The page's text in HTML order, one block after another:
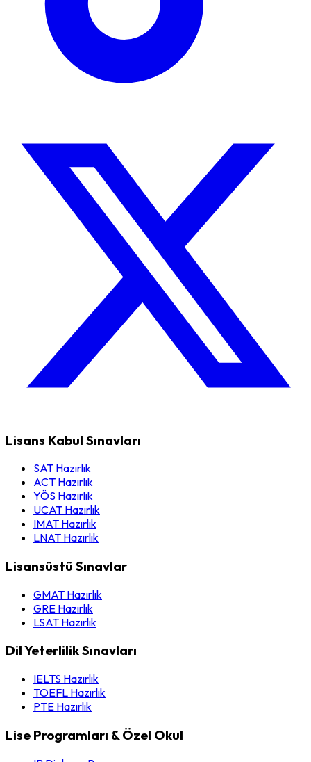
Lisans Kabul Sınavları
SAT Hazırlık
ACT Hazırlık
YÖS Hazırlık
UCAT Hazırlık
IMAT Hazırlık
LNAT Hazırlık
Lisansüstü Sınavlar
GMAT Hazırlık
GRE Hazırlık
LSAT Hazırlık
Dil Yeterlilik Sınavları
IELTS Hazırlık
TOEFL Hazırlık
PTE Hazırlık
Lise Programları & Özel Okul